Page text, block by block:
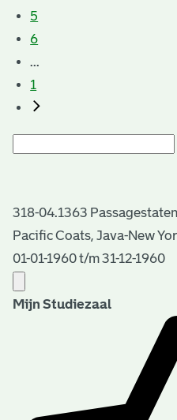
5
6
...
1
318-04.1363
Pacific Coats, Java-New
01-01-1960 t/m 31-12-1960
Mijn Studiezaal